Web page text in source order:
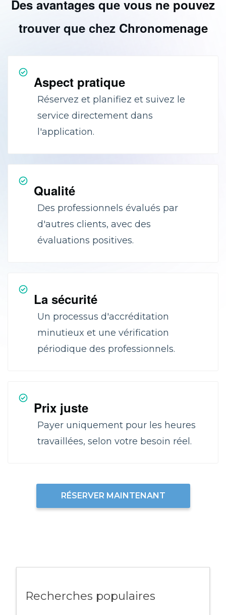
Des avantages que vous ne pouvez
trouver que chez Chronomenage
Aspect pratique
Réservez et planifiez et suivez le
service directement dans
l'application.
Qualité
Des professionnels évalués par
d'autres clients, avec des
évaluations positives.
La sécurité
Un processus d'accréditation
minutieux et une vérification
périodique des professionnels.
Prix juste
Payer uniquement pour les heures
travaillées, selon votre besoin réel.
RÉSERVER MAINTENANT
Recherches populaires